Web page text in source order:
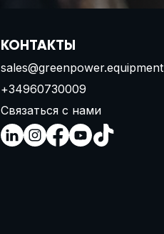
КОНТАКТЫ
sales@greenpower.equipment
+34960730009
Связаться с нами